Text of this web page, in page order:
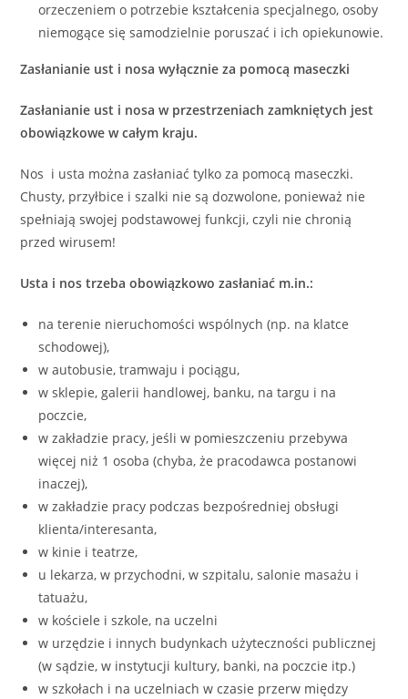
orzeczeniem o potrzebie kształcenia specjalnego, osoby
niemogące się samodzielnie poruszać i ich opiekunowie.
Zasłanianie ust i nosa wyłącznie za pomocą maseczki
Zasłanianie ust i nosa w przestrzeniach zamkniętych jest
obowiązkowe w całym kraju.
Nos i usta można zasłaniać tylko za pomocą maseczki.
Chusty, przyłbice i szalki nie są dozwolone, ponieważ nie
spełniają swojej podstawowej funkcji, czyli nie chronią
przed wirusem!
Usta i nos trzeba obowiązkowo zasłaniać m.in.:
na terenie nieruchomości wspólnych (np. na klatce
schodowej),
w autobusie, tramwaju i pociągu,
w sklepie, galerii handlowej, banku, na targu i na
poczcie,
w zakładzie pracy, jeśli w pomieszczeniu przebywa
więcej niż 1 osoba (chyba, że pracodawca postanowi
inaczej),
w zakładzie pracy podczas bezpośredniej obsługi
klienta/interesanta,
w kinie i teatrze,
u lekarza, w przychodni, w szpitalu, salonie masażu i
tatuażu,
w kościele i szkole, na uczelni
w urzędzie i innych budynkach użyteczności publicznej
(w sądzie, w instytucji kultury, banki, na poczcie itp.)
w szkołach i na uczelniach w czasie przerw między